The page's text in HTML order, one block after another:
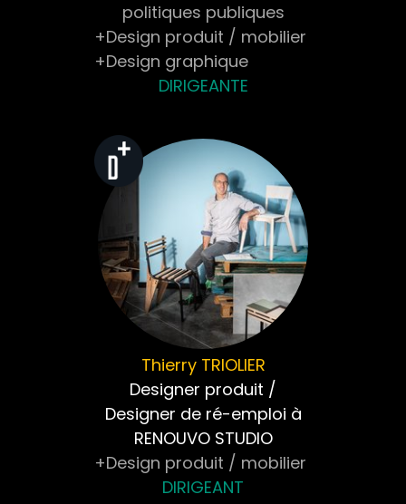
politiques publiques
+Design produit / mobilier
+Design graphique
DIRIGEANTE
Thierry TRIOLIER
Designer produit /
Designer de ré-emploi à
RENOUVO STUDIO
+Design produit / mobilier
DIRIGEANT